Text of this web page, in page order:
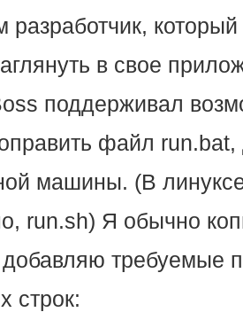
который
в свое
поддерживал
файл run.bat,
машины. (В
run.sh) Я обычно
требуемые
строк: